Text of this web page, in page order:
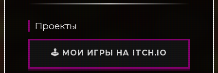
Проекты
🕹️ МОИ ИГРЫ НА ITCH.IO